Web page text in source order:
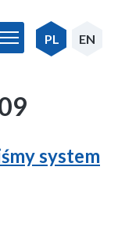
PL EN
system